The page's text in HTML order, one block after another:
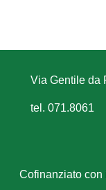
Via Gentile da
tel. 071.8061
Cofinanziato